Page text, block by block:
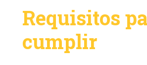
Requisitos
cumplir